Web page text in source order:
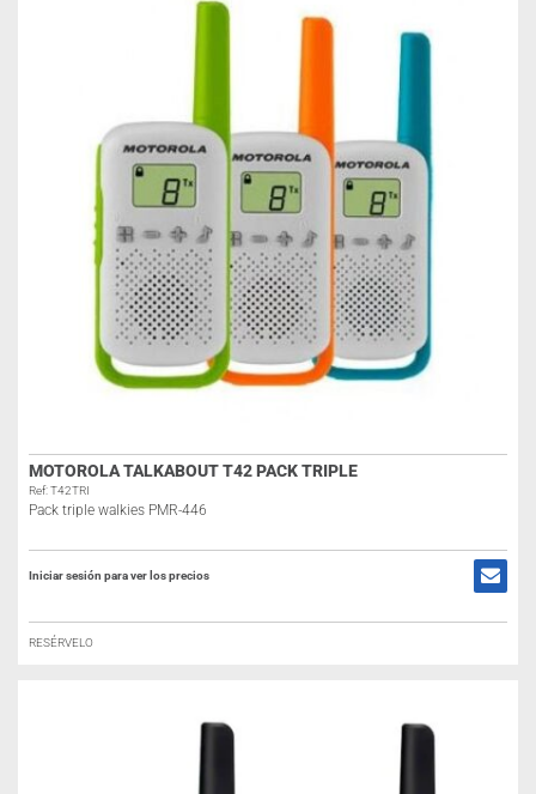
MOTOROLA TALKABOUT T42 PACK TRIPLE
Ref: T42TRI
Pack triple walkies PMR-446
Iniciar sesión para ver los precios
RESÉRVELO